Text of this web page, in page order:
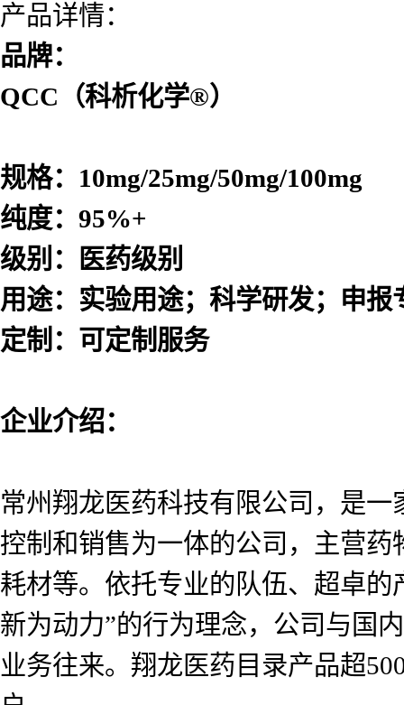
产品详情：
品牌：
QCC（科析化学®）
规格：10mg/25mg/50mg/100mg
纯度：95%+
级别：医药级别
用途：实验用途；科学研发；申报
定制：可定制服务
企业介绍：
常州翔龙医药科技有限公司，是
控制和销售为一体的公司，主营
耗材等。依托专业的队伍、超卓
新为动力”的行为理念，公司与国
业务往来。翔龙医药目录产品超